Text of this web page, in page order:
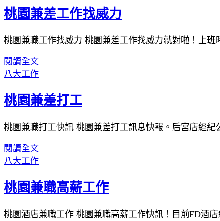
桃園兼差工作找威力
桃園兼職工作找威力 桃園兼差工作找威力就對啦！上
閱讀全文
八大工作
桃園兼差打工
桃園兼職打工快訊 桃園兼差打工訊息快報。后宮店經
閱讀全文
八大工作
桃園兼職高薪工作
桃園酒店兼職工作 桃園兼職高薪工作快訊！目前FD酒